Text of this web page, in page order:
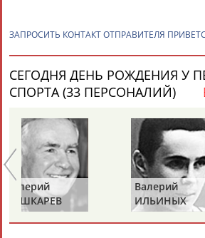
ЦЕЛИ ПРОЕКТА КОНТАКТЫ НАШИ
Вопросы сотрудничества и совместной
© Стадион, 1998-2026
Адресов в новостной рассылке: 996
Подпишись
ЗАПРОСИТЬ КОНТАКТ ОТПРАВИТЕЛЯ
СЕГОДНЯ ДЕНЬ РОЖДЕНИЯ У
СПОРТА (33 ПЕРСОНАЛИЙ)
Валерий
ИЛЬИНЫХ